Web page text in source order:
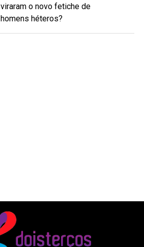
viraram o novo fetiche de
homens héteros?